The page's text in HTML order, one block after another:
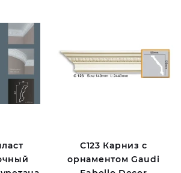
C123 Карниз с
орнаментом Gaudi